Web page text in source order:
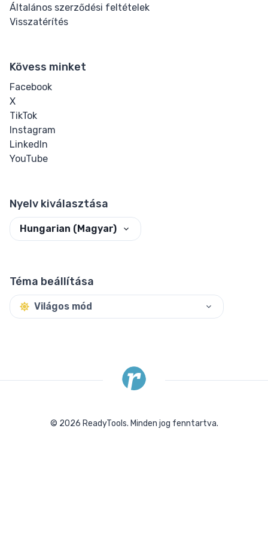
Általános szerződési feltételek
Visszatérítés
Kövess minket
Facebook
X
TikTok
Instagram
LinkedIn
YouTube
Nyelv kiválasztása
Hungarian (Magyar)
Téma beállítása
Világos mód
© 2026 ReadyTools. Minden jog fenntartva.